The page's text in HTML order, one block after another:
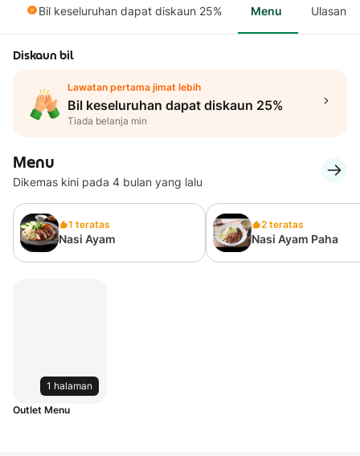
Bil keseluruhan dapat diskaun 25% Menu Ulasan
Diskaun bil
Lawatan pertama jimat lebih
Bil keseluruhan dapat diskaun 25%
Tiada belanja min
Menu
Dikemas kini pada 4 bulan yang lalu
1 teratas
Nasi Ayam
2 teratas
Nasi Ayam Paha
1 halaman
Outlet Menu